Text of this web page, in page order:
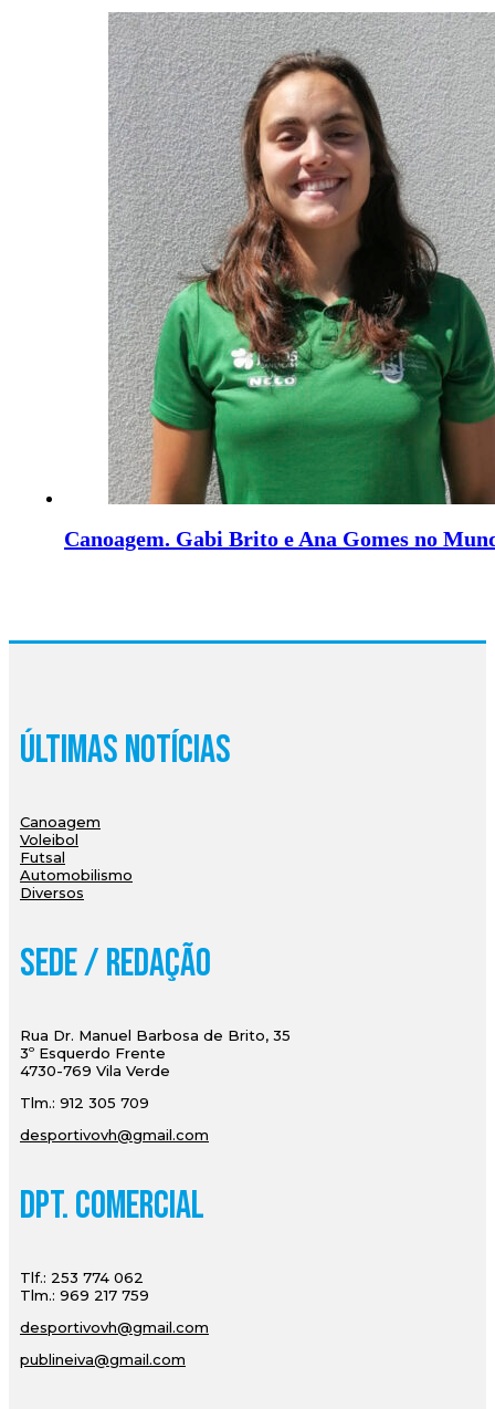
Canoagem. Gabi Brito e Ana Gomes no
Últimas Notícias
Canoagem
Voleibol
Futsal
Automobilismo
Diversos
Sede / Redação
Rua Dr. Manuel Barbosa de Brito, 35
3º Esquerdo Frente
4730-769 Vila Verde
Tlm.: 912 305 709
desportivovh@gmail.com
Dpt. Comercial
Tlf.: 253 774 062
Tlm.: 969 217 759
desportivovh@gmail.com
publineiva@gmail.com